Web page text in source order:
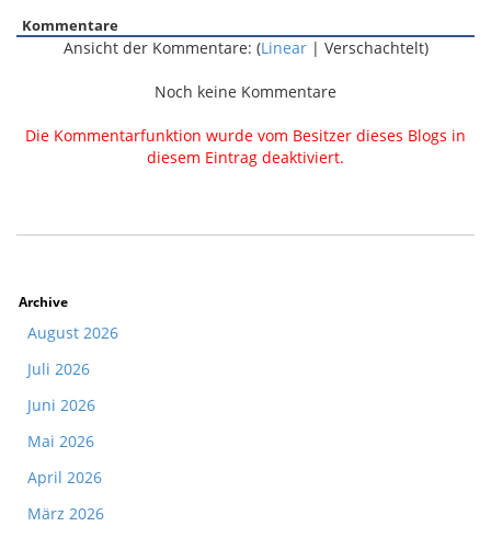
Kommentare
Ansicht der Kommentare: (Linear| Verschachtelt)
Noch keine Kommentare
Die Kommentarfunktion wurde vom Besitzer dieses Blogs in
diesem Eintrag deaktiviert.
Archive
August 2026
Juli 2026
Juni 2026
Mai 2026
April 2026
März 2026